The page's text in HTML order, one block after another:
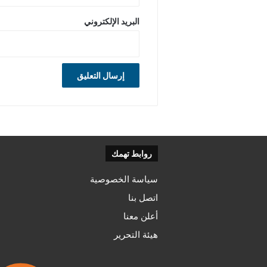
البريد الإلكتروني
روابط تهمك
سياسة الخصوصية
اتصل بنا
أعلن معنا
هيئة التحرير